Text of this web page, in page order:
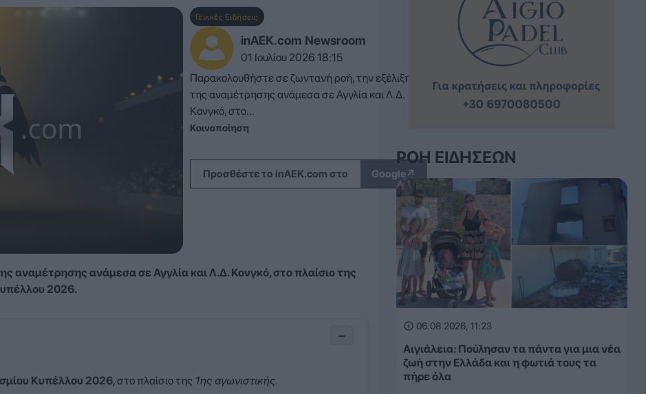
Γενικές Ειδήσεις
inAEK.com Newsroom
01 Ιουλίου 2026 18:15
Παρακολουθήστε σε ζωντανή ροή, την εξέλιξη
της αναμέτρησης ανάμεσα σε Αγγλία και Λ.Δ.
Κονγκό, στο...
Κοινοποίηση
Προσθέστε το inAEK.com στο Google↗
αναμέτρησης ανάμεσα σε Αγγλία και Λ.Δ. Κονγκό, στο πλαίσιο της
2026.
−
Κυπέλλου 2026, στο πλαίσιο της 1ης αγωνιστικής.
ΡΟΉ ΕΙΔΉΣΕΩΝ
06.08.2026, 11:23
Αιγιάλεια: Πούλησαν τα πάντα για μια νέα
ζωή στην Ελλάδα και η φωτιά τους τα
πήρε όλα